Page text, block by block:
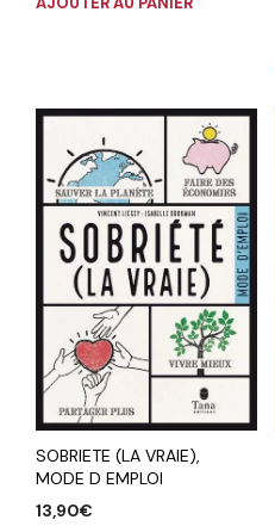
SOBRIETE (LA VRAIE),
MODE D EMPLOI
13,90€